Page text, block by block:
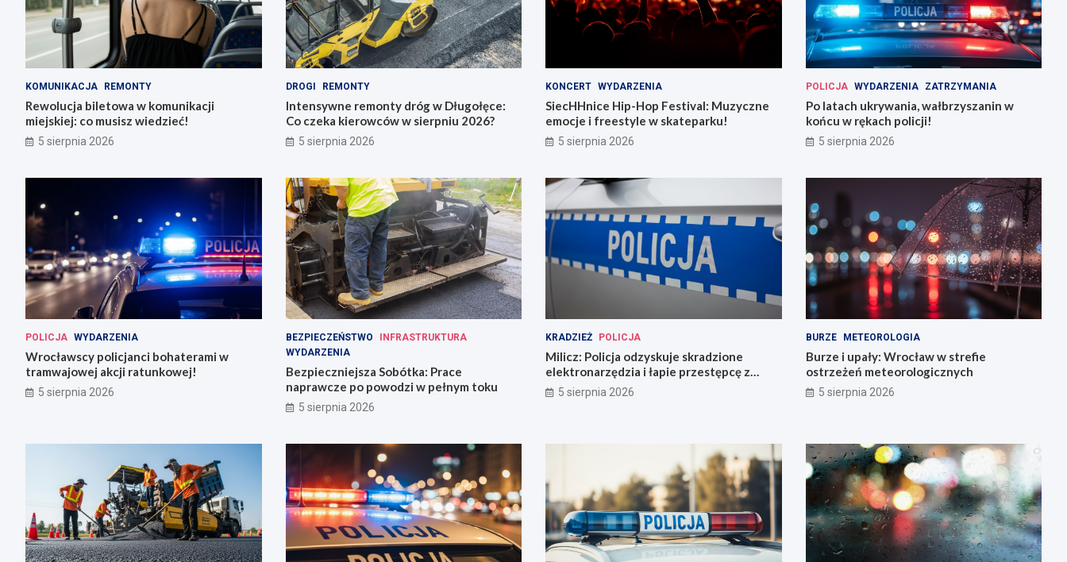
KOMUNIKACJA REMONTY
Rewolucja biletowa w komunikacji
miejskiej: co musisz wiedzieć!
5 sierpnia 2026
DROGI REMONTY
Intensywne remonty dróg w Długołęce:
Co czeka kierowców w sierpniu 2026?
5 sierpnia 2026
KONCERT WYDARZENIA
SiecHHnice Hip-Hop Festival: Muzyczne
emocje i freestyle w skateparku!
5 sierpnia 2026
POLICJA WYDARZENIA ZATRZYMANIA
Po latach ukrywania, wałbrzyszanin w
końcu w rękach policji!
5 sierpnia 2026
POLICJA WYDARZENIA
Wrocławscy policjanci bohaterami w
tramwajowej akcji ratunkowej!
5 sierpnia 2026
BEZPIECZEŃSTWO
INFRASTRUKTURA
WYDARZENIA
Bezpieczniejsza Sobótka: Prace
naprawcze po powodzi w pełnym toku
5 sierpnia 2026
KRADZIEŻ POLICJA
Milicz: Policja odzyskuje skradzione
elektronarzędzia i łapie przestępcę z
narkotykami
5 sierpnia 2026
BURZE METEOROLOGIA
Burze i upały: Wrocław w strefie
ostrzeżeń meteorologicznych
5 sierpnia 2026